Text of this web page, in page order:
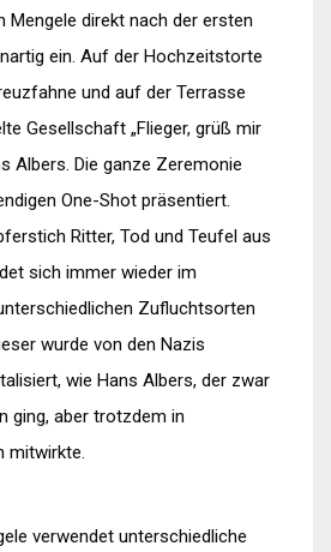
direkt nach der ersten
ein. Auf der Hochzeitstorte
und auf der Terrasse
Gesellschaft „Flieger, grüß mir
Albers. Die ganze Zeremonie
One-Shot präsentiert.
Ritter, Tod und Teufel aus
sich immer wieder im
Zufluchtsorten
wurde von den Nazis
wie Hans Albers, der zwar
ging, aber trotzdem in
mitwirkte.
verwendet unterschiedliche